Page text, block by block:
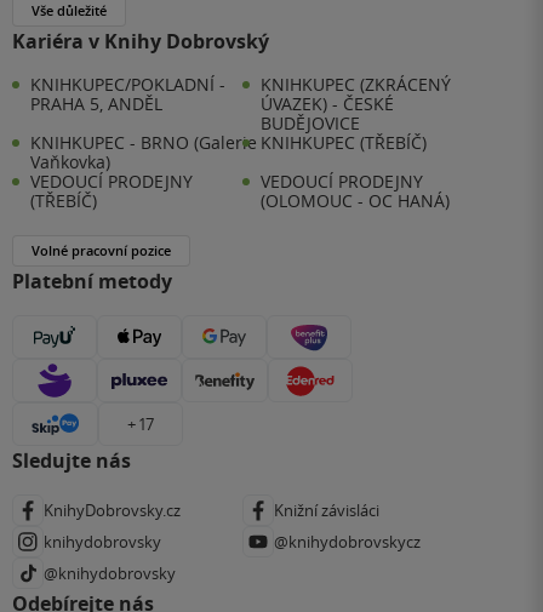
Vše důležité
Kariéra v Knihy Dobrovský
KNIHKUPEC/POKLADNÍ -
PRAHA 5, ANDĚL
KNIHKUPEC (ZKRÁCENÝ
ÚVAZEK) - ČESKÉ
BUDĚJOVICE
KNIHKUPEC - BRNO (Galerie
Vaňkovka)
KNIHKUPEC (TŘEBÍČ)
VEDOUCÍ PRODEJNY
(TŘEBÍČ)
VEDOUCÍ PRODEJNY
(OLOMOUC - OC HANÁ)
Volné pracovní pozice
Platební metody
+ 17
Sledujte nás
KnihyDobrovsky.cz
Knižní závisláci
knihydobrovsky
@knihydobrovskycz
@knihydobrovsky
Odebírejte nás